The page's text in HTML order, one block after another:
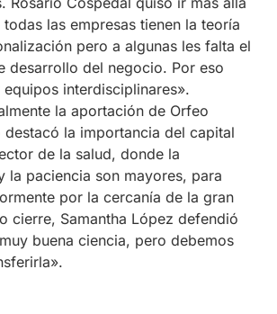
las empresas tienen la teoría
pero a algunas les falta el
desarrollo del negocio. Por eso
equipos interdisciplinares».
la aportación de Orfeo
destacó la importancia del capital
de la salud, donde la
la paciencia son mayores, para
por la cercanía de la gran
cierre, Samantha López defendió
buena ciencia, pero debemos